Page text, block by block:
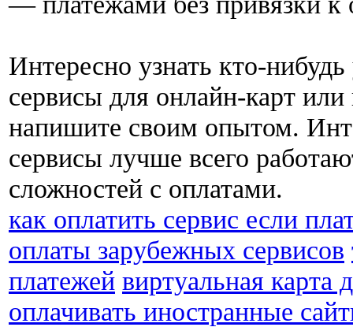
Интересно узнать кто-
сервисы для онлайн-карт
напишите своим опытом.
сервисы лучше всего
сложностей с оплатами.
как оплатить сервис если
оплаты зарубежных сервисов
платежей виртуальная карта
оплачивать иностранные